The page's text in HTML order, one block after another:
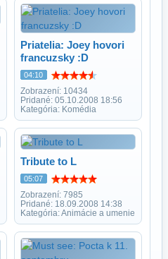
Priatelia: Joey hovori
francuzsky :D
04:10
Zobrazení: 10434
Pridané: 05.10.2008 18:56
Kategória: Komédia
Tribute to L
05:07
Zobrazení: 7985
Pridané: 18.09.2008 14:38
Kategória: Animácie a umenie